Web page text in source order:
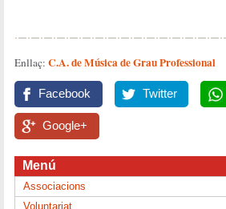
Enllaç:C.A. de Música de Grau Professional
Facebook Twitter
Google+
Menú
Associacions
Voluntariat